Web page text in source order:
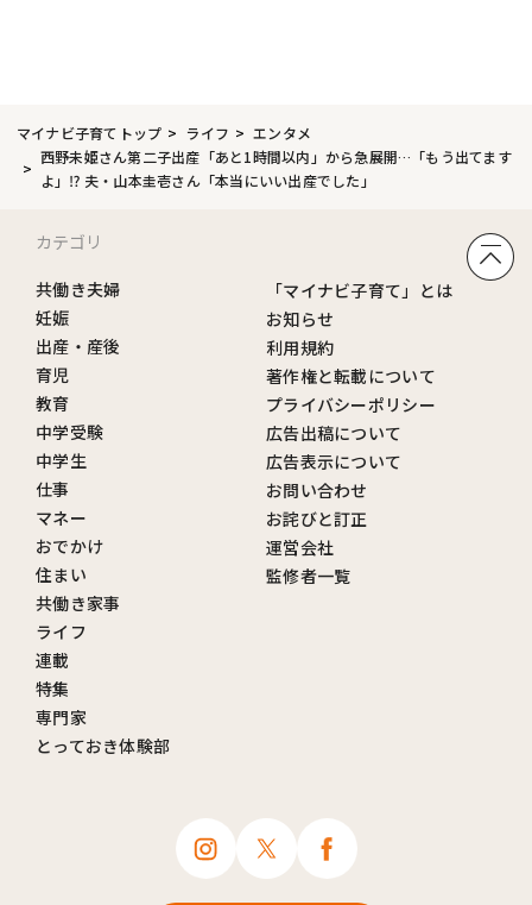
マイナビ子育てトップ ライフ
エンタメ
西野未姫さん第二子出産「あと1時間以内」から急展開…「もう出てます
よ」⁉ 夫・山本圭壱さん「本当にいい出産でした」
カテゴリ
共働き夫婦
妊娠
出産・産後
育児
教育
中学受験
中学生
仕事
マネー
おでかけ
住まい
共働き家事
ライフ
連載
特集
専門家
とっておき体験部
「マイナビ子育て」とは
お知らせ
利用規約
著作権と転載について
プライバシーポリシー
広告出稿について
広告表示について
お問い合わせ
お詫びと訂正
運営会社
監修者一覧